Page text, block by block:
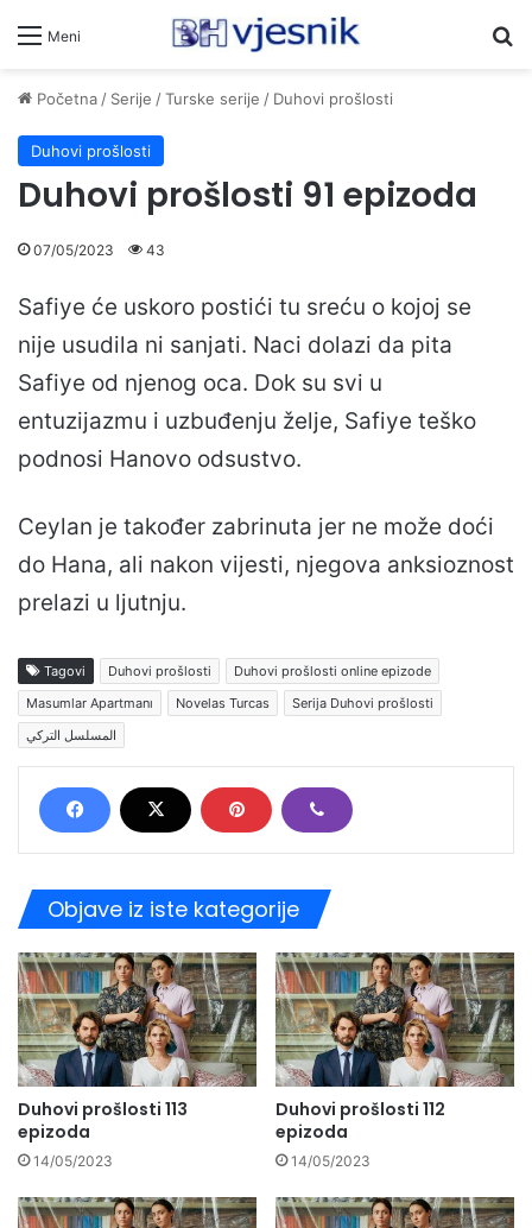
Meni
Početna/ Serije /Turske serije / Duhovi prošlosti
Duhovi prošlosti
Duhovi prošlosti 91 epizoda
07/05/2023 43
Safiye će uskoro postići tu sreću o kojoj se
nije usudila ni sanjati. Naci dolazi da pita
Safiye od njenog oca. Dok su svi u
entuzijazmu i uzbuđenju želje, Safiye teško
podnosi Hanovo odsustvo.
Ceylan je također zabrinuta jer ne može doći
do Hana, ali nakon vijesti, njegova anksioznost
prelazi u ljutnju.
Tagovi Duhovi prošlosti
Duhovi prošlosti online epizode
Masumlar Apartmanı
Novelas Turcas
Serija Duhovi prošlosti
المسلسل التركي
Objave iz iste kategorije
Duhovi prošlosti 113
epizoda
14/05/2023
Duhovi prošlosti 112
epizoda
14/05/2023